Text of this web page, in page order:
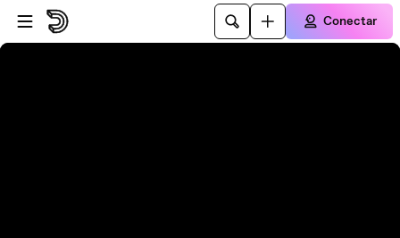
Pular para o player
Ir para o conteúdo principal
Conectar